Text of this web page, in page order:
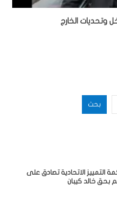
وتحديات الخارج
بحث
التمييز الاتحادية تصادق على
بحق خالد كيبان